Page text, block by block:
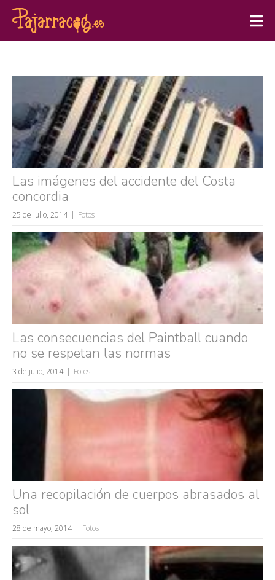
Las imágenes del accidente del Costa
concordia
25 de julio, 2014 Fotos
Las consecuencias del Paintball cuando
no se respetan las normas
3 de julio, 2014 Fotos
Una recopilación de cuerpos abrasados al
sol
28 de mayo, 2014 Fotos